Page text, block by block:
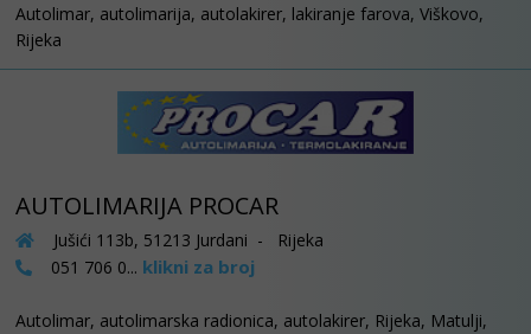
Autolimar, autolimarija, autolakirer, lakiranje farova, Viškovo,
Rijeka
AUTOLIMARIJA PROCAR
Jušići 113b, 51213 Jurdani - Rijeka
051 706 0... klikni za broj
Autolimar, autolimarska radionica, autolakirer, Rijeka, Matulji,